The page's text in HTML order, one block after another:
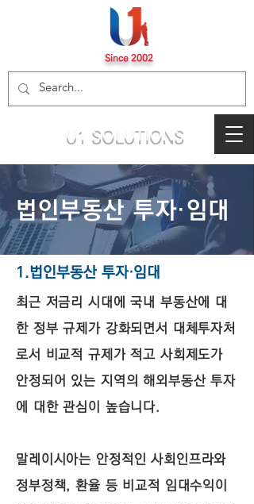
Since 2002
U1 SOLUTIONS
법인부동산 투자·임대
1.법인부동산 투자·임대
최근 저금리 시대에 국내 부동산에 대
한 정부 규제가 강화되면서 대체투자처
로서 비교적 규제가 적고 사회제도가
안정되어 있는 지역의 해외부동산 투자
에 대한 관심이 높습니다.
말레이시아는 안정적인 사회인프라와
정부정책, 환율 등 비교적 임대수익이